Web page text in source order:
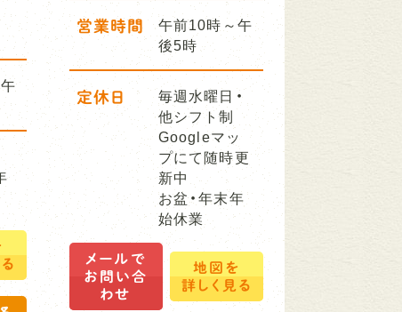
営業時間
午前10時～午
後5時
定休日
毎週水曜日・
他シフト制
Googleマッ
プにて随時更
新中
お盆・年末年
始休業
メールで
お問い合
わせ
地図を
詳しく見る